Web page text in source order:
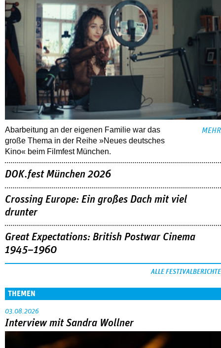
Abarbeitung an der eigenen Familie war das
große Thema in der Reihe »Neues deutsches
Kino« beim Filmfest München.
MEHR
DOK.fest München 2026
Crossing Europe: Ein großes Dach mit viel
drunter
Great Expectations: British Postwar Cinema
1945–1960
ALLE FESTIVALBERICHTE
THEMEN
03.08.2026
Interview mit Sandra Wollner